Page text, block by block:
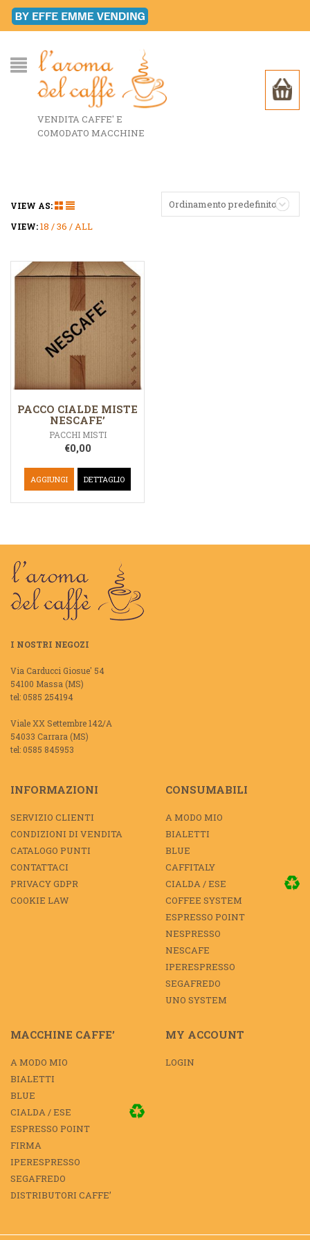
VENDITA CAFFE' E
COMODATO MACCHINE
Ordinamento predefinito
VIEW AS:
VIEW:18 36 ALL
PACCO CIALDE MISTE
NESCAFE’
PACCHI MISTI
€0,00
AGGIUNGI DETTAGLIO
I NOSTRI NEGOZI
Via Carducci Giosue' 54
54100 Massa (MS)
tel: 0585 254194
Viale XX Settembre 142/A
54033 Carrara (MS)
tel: 0585 845953
INFORMAZIONI
SERVIZIO CLIENTI
CONDIZIONI DI VENDITA
CATALOGO PUNTI
CONTATTACI
PRIVACY GDPR
COOKIE LAW
CONSUMABILI
A MODO MIO
BIALETTI
BLUE
CAFFITALY
CIALDA / ESE
COFFEE SYSTEM
ESPRESSO POINT
NESPRESSO
NESCAFE
IPERESPRESSO
SEGAFREDO
UNO SYSTEM
MACCHINE CAFFE’
A MODO MIO
BIALETTI
BLUE
CIALDA / ESE
ESPRESSO POINT
FIRMA
IPERESPRESSO
SEGAFREDO
DISTRIBUTORI CAFFE’
MY ACCOUNT
LOGIN